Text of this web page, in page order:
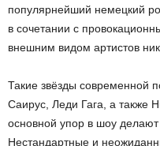
популярнейший немецкий
в сочетании с
внешним видом артистов
Такие звёзды современной
Саирус, Леди Гага, а также
основной упор в шоу
Нестандартные и